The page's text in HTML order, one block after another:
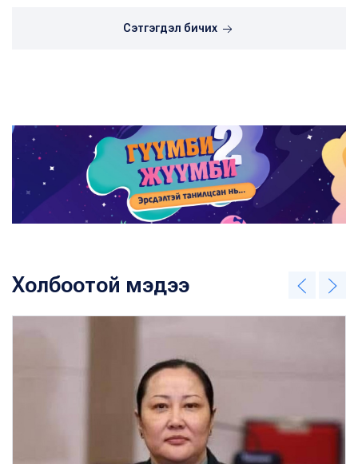
Сэтгэгдэл бичих
Холбоотой мэдээ